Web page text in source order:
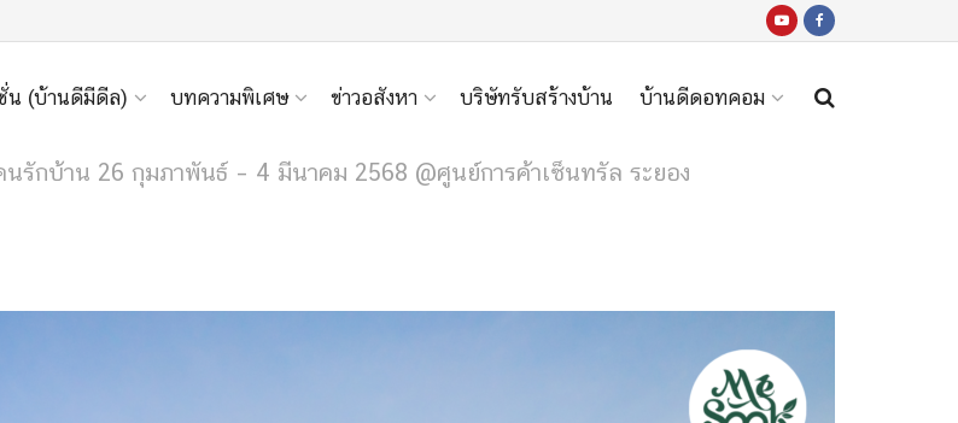
น (บ้านดีมีดีล) บทความพิเศษ ข่าวอสังหา บริษัทรับสร้างบ้าน บ้านดีดอทคอม
นรักบ้าน 26 กุมภาพันธ์ – 4 มีนาคม 2568 @ศูนย์การค้าเซ็นทรัล ระยอง